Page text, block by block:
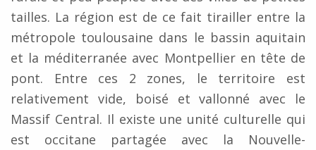
tailles. La région est de ce fait tirailler entre la
métropole toulousaine dans le bassin aquitain
et la méditerranée avec Montpellier en tête de
pont. Entre ces 2 zones, le territoire est
relativement vide, boisé et vallonné avec le
Massif Central. Il existe une unité culturelle qui
est occitane partagée avec la Nouvelle-